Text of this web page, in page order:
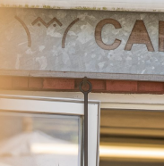
Skip
content